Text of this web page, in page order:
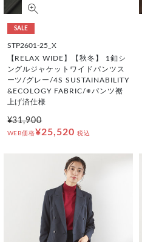
SALE
STP2601-25_X
【RELAX WIDE】【秋冬】 1釦シ
ングルジャケットワイドパンツス
ーツ/グレー/4S SUSTAINABILITY
&ECOLOGY FABRIC/※パンツ裾
上げ済仕様
¥31,900
WEB価格¥25,520 税込